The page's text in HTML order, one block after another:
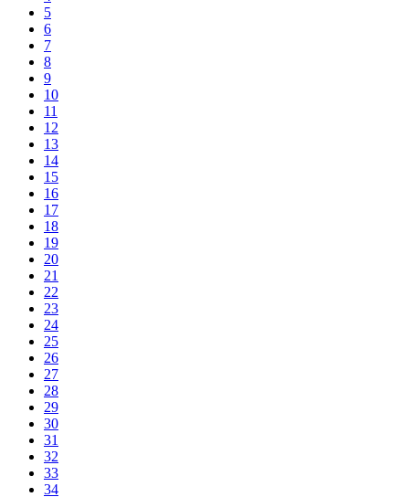
5
6
7
8
9
10
11
12
13
14
15
16
17
18
19
20
21
22
23
24
25
26
27
28
29
30
31
32
33
34